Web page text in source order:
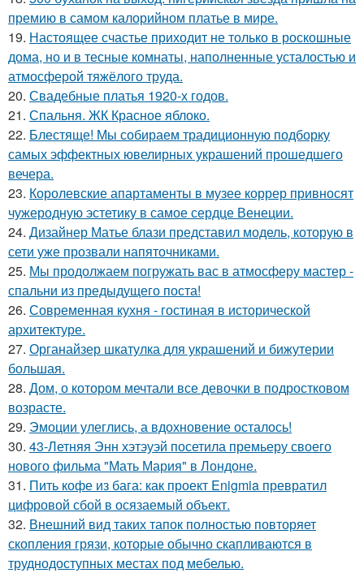
премию в самом калорийном платье в мире.
19. Настоящее счастье приходит не только в роскошные
дома, но и в тесные комнаты, наполненные усталостью и
атмосферой тяжёлого труда.
20. Свадебные платья 1920-х годов.
21. Спальня. ЖК Красное яблоко.
22. Блестяще! Мы собираем традиционную подборку
самых эффектных ювелирных украшений прошедшего
вечера.
23. Королевские апартаменты в музее коррер привносят
чужеродную эстетику в самое сердце Венеции.
24. Дизайнер Матье блази представил модель, которую в
сети уже прозвали напяточниками.
25. Мы продолжаем погружать вас в атмосферу мастер -
спальни из предыдущего поста!
26. Современная кухня - гостиная в исторической
архитектуре.
27. Органайзер шкатулка для украшений и бижутерии
большая.
28. Дом, о котором мечтали все девочки в подростковом
возрасте.
29. Эмоции улеглись, а вдохновение осталось!
30. 43-Летняя Энн хэтэуэй посетила премьеру своего
нового фильма "Мать Мария" в Лондоне.
31. Пить кофе из бага: как проект Enigmia превратил
цифровой сбой в осязаемый объект.
32. Внешний вид таких тапок полностью повторяет
скопления грязи, которые обычно скапливаются в
труднодоступных местах под мебелью.